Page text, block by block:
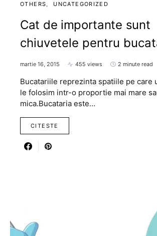
OTHERS UNCATEGORIZED
Cat de importante sunt
chiuvetele pentru
martie 16, 2015 455 views 2 minute read
Bucatariile reprezinta spatiile pe care
le folosim intr-o proportie mai mare
mica.Bucataria este…
CITESTE